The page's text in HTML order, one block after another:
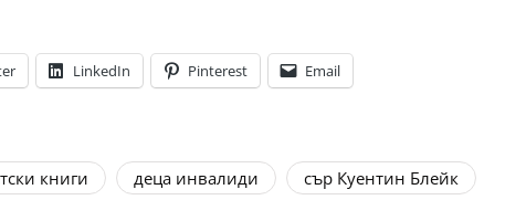
LinkedIn Pinterest Email
книги деца инвалиди сър Куентин Блейк